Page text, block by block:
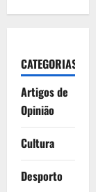
CATEGORIAS
Artigos de
Opinião
Cultura
Desporto